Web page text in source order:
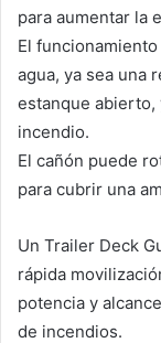
para aumentar la
El
agua, ya sea una
estanque abierto,
incendio.
El cañón puede
para cubrir una
Un Trailer Deck
rápida
potencia y
de incendios.